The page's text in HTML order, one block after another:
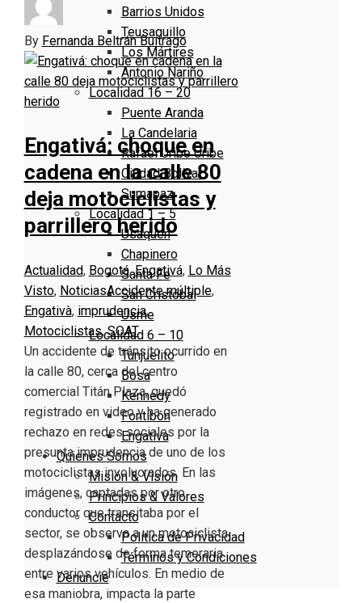
Barrios Unidos
Teusaquillo
Los Mártires
Antonio Nariño
Localidad 16 – 20
Puente Aranda
La Candelaria
Rafael Uribe Uribe
Ciudad Bolivar
Sumapaz
Localidad 1 – 5
Usaquen
Chapinero
Santa Fe
San Cristóbal
Usme
Localidad 6 – 10
Tunjuelito
Bosa
Kennedy
Fontibón
Engativa
Quienes Somos
Misión & Visión
Principios & Valores
Contacto
Política de Privacidad
Términos y Condiciones
Denuncie
By Fernanda Beltrán Buitrago
Engativá: choque en
cadena en la calle 80
deja motociclistas y
parrillero herido
Actualidad, Bogotá,Engativá, Lo Más
Visto, NoticiasAccidente múltiple,
Engativà, imprudencia,
Motociclistas,SOAT
Un accidente de tránsito ocurrido en
la calle 80, cerca del centro
comercial Titán Plaza, quedó
registrado en video y ha generado
rechazo en redes sociales por la
presunta imprudencia de uno de los
motociclistas involucrados. En las
imágenes, captadas por otro
conductor que transitaba por el
sector, se observa a un motociclista
desplazándose de forma temeraria
entre varios vehículos. En medio de
esa maniobra, impacta la parte